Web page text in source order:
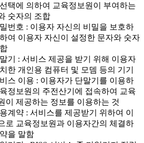
택에 의하여 교육정보원이 부여하는
숫자의 조합
번호 : 이용자 자신의 비밀을 보호하
여 이용자 자신이 설정한 문자와 숫자
기 : 서비스 제공을 받기 위해 이용자
한 개인용 컴퓨터 및 모뎀 등의 기기
스 이용 : 이용자가 단말기를 이용하
정보원의 주전산기에 접속하여 교육
이 제공하는 정보를 이용하는 것
계약 : 서비스를 제공받기 위하여 이
로 교육정보원과 이용자간의 체결하
을 말함